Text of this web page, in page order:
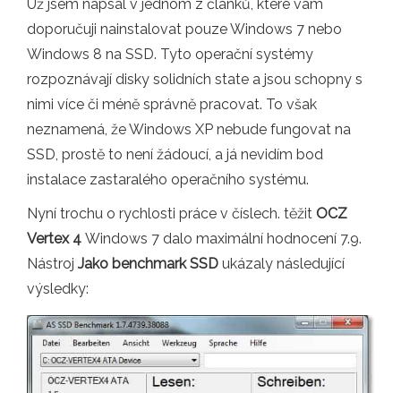
Už jsem napsal v jednom z článků, které vám
doporučuji nainstalovat pouze Windows 7 nebo
Windows 8 na SSD. Tyto operační systémy
rozpoznávají disky solidních state a jsou schopny s
nimi více či méně správně pracovat. To však
neznamená, že Windows XP nebude fungovat na
SSD, prostě to není žádoucí, a já nevidím bod
instalace zastaralého operačního systému.
Nyní trochu o rychlosti práce v číslech. těžit OCZ
Vertex 4 Windows 7 dalo maximální hodnocení 7.9.
Nástroj Jako benchmark SSD ukázaly následující
výsledky: